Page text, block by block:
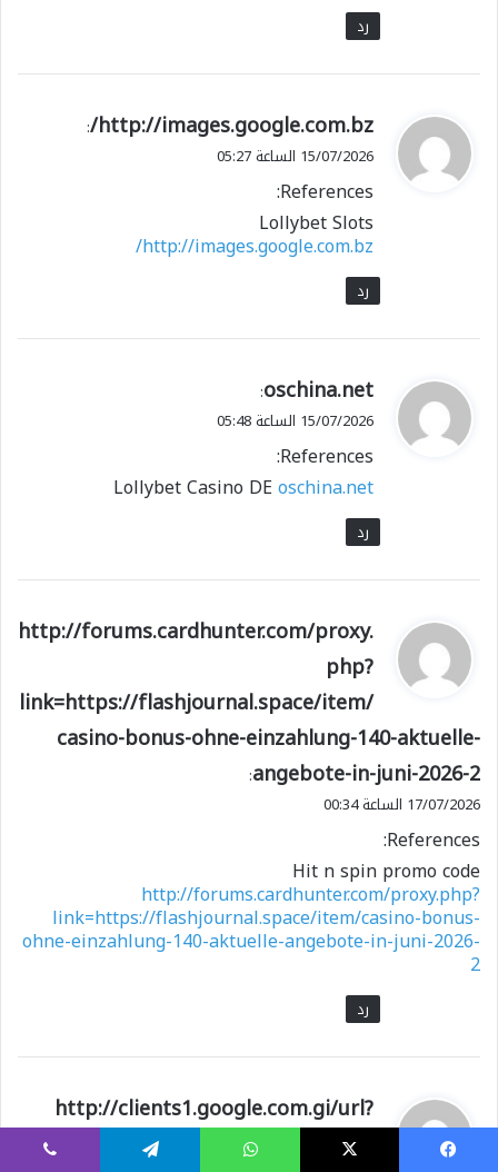
رد
ي
ق
ل
http://images.google.com.bz/
:
15/07/2026 الساعة 05:27
References:
Lollybet Slots
http://images.google.com.bz/
رد
ي
ق
ل
oschina.net
:
15/07/2026 الساعة 05:48
References:
Lollybet Casino DEoschina.net
رد
ي
ق
و
ل
http://forums.cardhunter.com/proxy.
php?
link=https://flashjournal.space/item/
casino-bonus-ohne-einzahlung-140-aktuelle-
angebote-in-juni-2026-2
:
17/07/2026 الساعة 00:34
References:
Hit n spin promo code
http://forums.cardhunter.com/proxy.php?
link=https://flashjournal.space/item/casino-bonus-
ohne-einzahlung-140-aktuelle-angebote-in-juni-2026-
2
رد
ي
ق
http://clients1.google.com.gi/url?
q=https://vlauncher.net/user/mealef